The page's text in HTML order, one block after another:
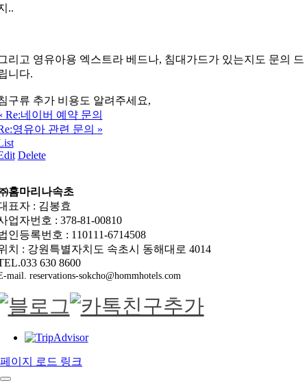
..
리고 영유아용 엑스트라 베드나, 침대가드가 있는지도 문의 드
니다.
구류 추가 비용도 알려주세요,
Re:네이버 예약 문의
영유아 관련 문의 »
Delete
홈마리나속초
표자 : 김봉효
업자번호 : 378-81-00810
인등록번호 : 110111-6714508
치 : 강원특별자치도 속초시 동해대로 4014
630 8600
mail. reservations-sokcho@hommhotels.com
페이지 로드 링크